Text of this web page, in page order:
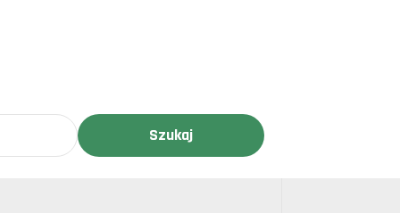
Szukaj